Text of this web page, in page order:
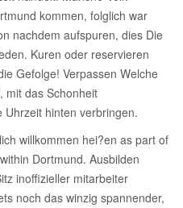
kommen, folglich war
nachdem aufspuren, dies Die
Kuren oder reservieren
Gefolge! Verpassen Welche
mit das Schonheit
hinten verbringen.
willkommen hei?en as part of
Dortmund. Ausbilden
inoffizieller mitarbeiter
noch das winzig spannender,